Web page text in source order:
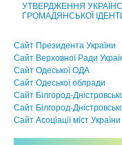
УТВЕРДЖЕННЯ
ГРОМАДЯНСЬКОЇ
Сайт Президента України
Сайт Верховної Ради
Сайт Одеської ОДА
Сайт Одеської облради
Сайт Білгород-
Сайт Білгород-
Сайт Асоцiацiї мiст України